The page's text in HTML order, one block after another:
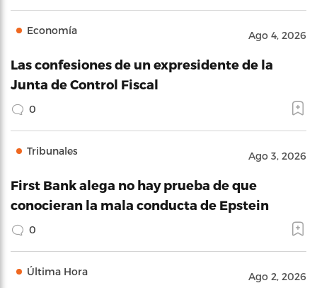
Economía Ago 4, 2026
Las confesiones de un expresidente de la
Junta de Control Fiscal
0
Tribunales Ago 3, 2026
First Bank alega no hay prueba de que
conocieran la mala conducta de Epstein
0
Última Hora Ago 2, 2026